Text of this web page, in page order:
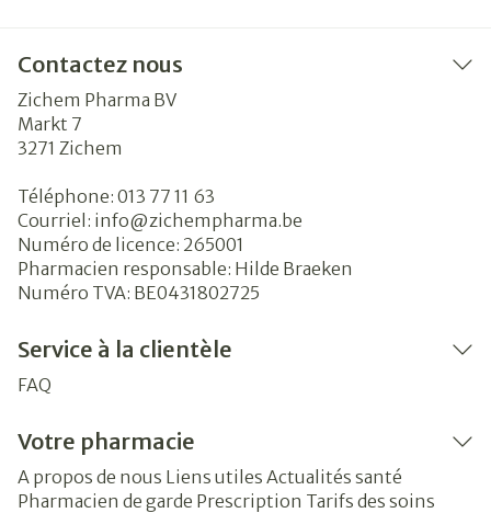
Contactez nous
Zichem Pharma BV
Markt 7
3271 Zichem
Téléphone: 013 77 11 63
Courriel: info@zichempharma.be
Numéro de licence: 265001
Pharmacien responsable: Hilde Braeken
Numéro TVA: BE0431802725
Service à la clientèle
FAQ
Votre pharmacie
A propos de nous Liens utiles Actualités santé
Pharmacien de garde Prescription Tarifs des soins